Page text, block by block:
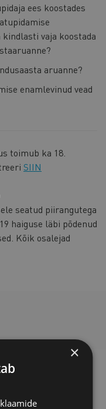
ees koostades
vaja koostada
aruanne?
enamlevinud vead
toimub ka 18.
SIIN
seatud piirangutega
haiguse läbi põdenud
Kõik osalejad
×